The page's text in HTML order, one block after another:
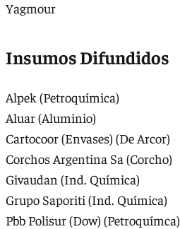
Yagmour
Insumos Difundidos
Alpek (Petroquímica)
Aluar (Aluminio)
Cartocoor (Envases) (De Arcor)
Corchos Argentina Sa (Corcho)
Givaudan (Ind. Química)
Grupo Saporiti (Ind. Química)
Pbb Polisur (Dow) (Petroquímca)